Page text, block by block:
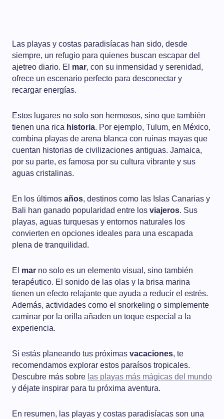
Las playas y costas paradisíacas han sido, desde
siempre, un refugio para quienes buscan escapar del
ajetreo diario. El mar, con su inmensidad y serenidad,
ofrece un escenario perfecto para desconectar y
recargar energías.
Estos lugares no solo son hermosos, sino que también
tienen una rica historia. Por ejemplo, Tulum, en México,
combina playas de arena blanca con ruinas mayas que
cuentan historias de civilizaciones antiguas. Jamaica,
por su parte, es famosa por su cultura vibrante y sus
aguas cristalinas.
En los últimos años, destinos como las Islas Canarias y
Bali han ganado popularidad entre los viajeros. Sus
playas, aguas turquesas y entornos naturales los
convierten en opciones ideales para una escapada
plena de tranquilidad.
El mar no solo es un elemento visual, sino también
terapéutico. El sonido de las olas y la brisa marina
tienen un efecto relajante que ayuda a reducir el estrés.
Además, actividades como el snorkeling o simplemente
caminar por la orilla añaden un toque especial a la
experiencia.
Si estás planeando tus próximas vacaciones, te
recomendamos explorar estos paraísos tropicales.
Descubre más sobre las playas más mágicas del mundo
y déjate inspirar para tu próxima aventura.
En resumen, las playas y costas paradisíacas son una